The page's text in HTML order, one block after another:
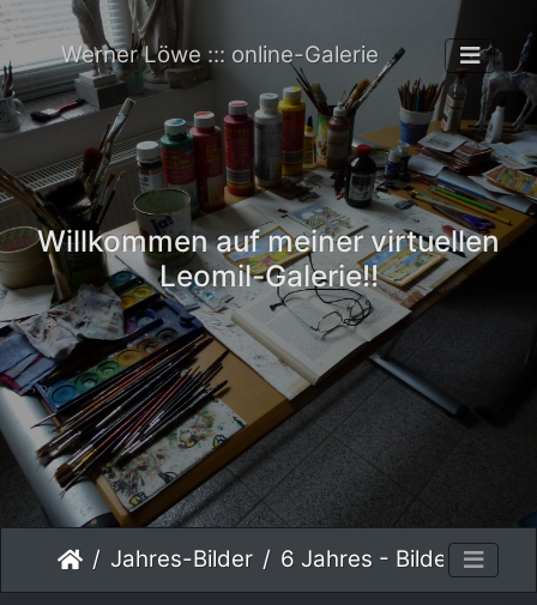
Werner Löwe ::: online-Galerie
Willkommen auf meiner virtuellen
Leomil-Galerie!!
Jahres-Bilder 6 Jahres - Bilder 6